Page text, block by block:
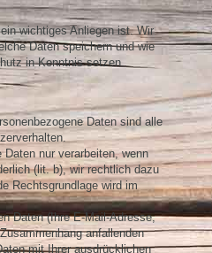
wichtiges Anliegen ist. Wir
Daten speichern und wie
in Kenntnis setzen.
Daten sind alle
nur verarbeiten, wenn
(lit. b), wir rechtlich dazu
Rechtsgrundlage wird im
Daten (Ihre E-Mail-Adresse,
anfallenden
mit Ihrer ausdrücklichen